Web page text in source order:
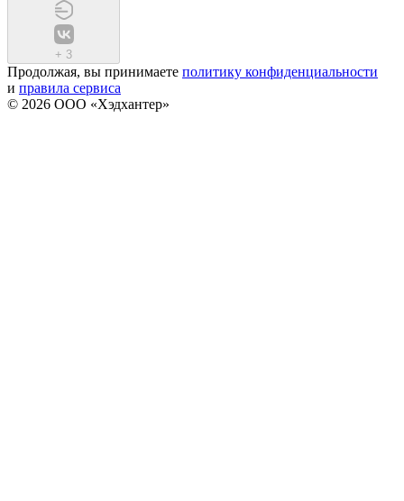
+ 3
Продолжая, вы принимаете политику конфиденциальности
и правила сервиса
© 2026 ООО «Хэдхантер»